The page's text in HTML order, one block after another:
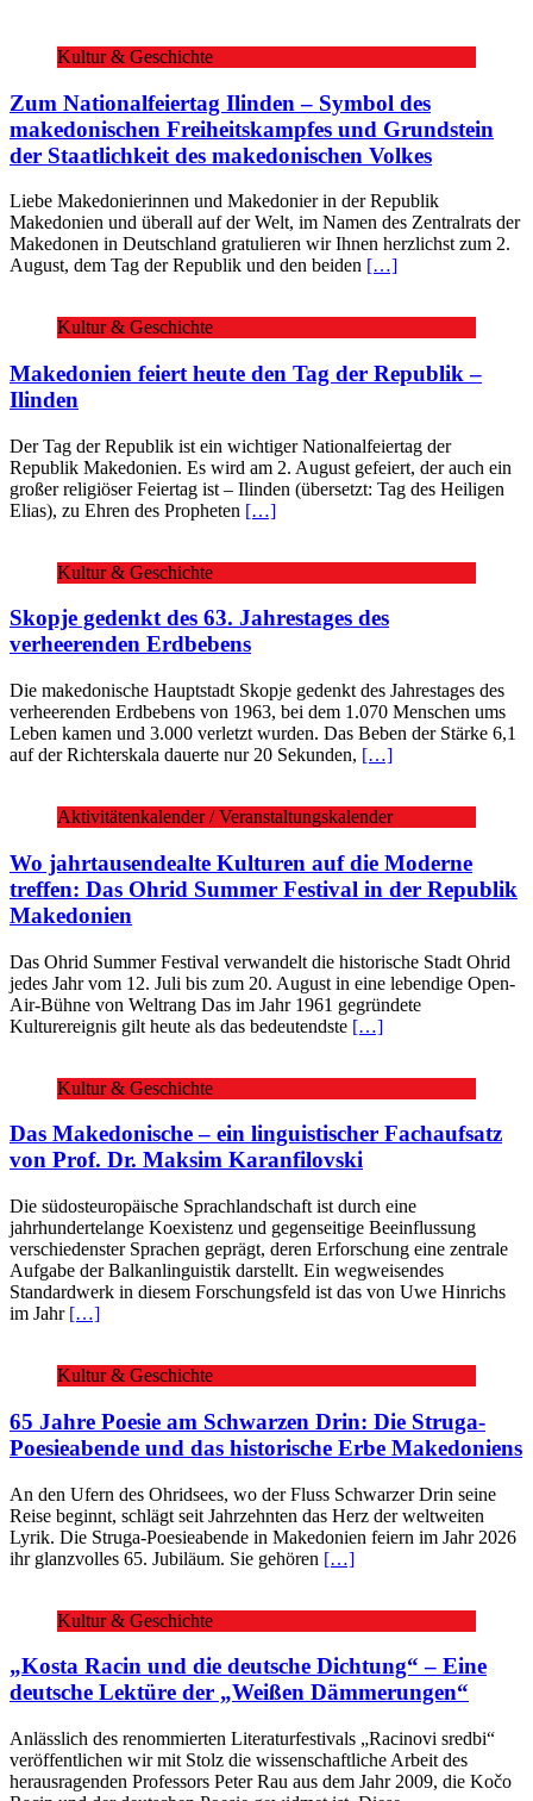
Kultur & Geschichte
Zum Nationalfeiertag Ilinden – Symbol des
makedonischen Freiheitskampfes und Grundstein
der Staatlichkeit des makedonischen Volkes
Liebe Makedonierinnen und Makedonier in der Republik
Makedonien und überall auf der Welt, im Namen des Zentralrats der
Makedonen in Deutschland gratulieren wir Ihnen herzlichst zum 2.
August, dem Tag der Republik und den beiden […]
Kultur & Geschichte
Makedonien feiert heute den Tag der Republik –
Ilinden
Der Tag der Republik ist ein wichtiger Nationalfeiertag der
Republik Makedonien. Es wird am 2. August gefeiert, der auch ein
großer religiöser Feiertag ist – Ilinden (übersetzt: Tag des Heiligen
Elias), zu Ehren des Propheten […]
Kultur & Geschichte
Skopje gedenkt des 63. Jahrestages des
verheerenden Erdbebens
Die makedonische Hauptstadt Skopje gedenkt des Jahrestages des
verheerenden Erdbebens von 1963, bei dem 1.070 Menschen ums
Leben kamen und 3.000 verletzt wurden. Das Beben der Stärke 6,1
auf der Richterskala dauerte nur 20 Sekunden, […]
Aktivitätenkalender / Veranstaltungskalender
Wo jahrtausendealte Kulturen auf die Moderne
treffen: Das Ohrid Summer Festival in der Republik
Makedonien
Das Ohrid Summer Festival verwandelt die historische Stadt Ohrid
jedes Jahr vom 12. Juli bis zum 20. August in eine lebendige Open-
Air-Bühne von Weltrang Das im Jahr 1961 gegründete
Kulturereignis gilt heute als das bedeutendste […]
Kultur & Geschichte
Das Makedonische – ein linguistischer Fachaufsatz
von Prof. Dr. Maksim Karanfilovski
Die südosteuropäische Sprachlandschaft ist durch eine
jahrhundertelange Koexistenz und gegenseitige Beeinflussung
verschiedenster Sprachen geprägt, deren Erforschung eine zentrale
Aufgabe der Balkanlinguistik darstellt. Ein wegweisendes
Standardwerk in diesem Forschungsfeld ist das von Uwe Hinrichs
im Jahr […]
Kultur & Geschichte
65 Jahre Poesie am Schwarzen Drin: Die Struga-
Poesieabende und das historische Erbe Makedoniens
An den Ufern des Ohridsees, wo der Fluss Schwarzer Drin seine
Reise beginnt, schlägt seit Jahrzehnten das Herz der weltweiten
Lyrik. Die Struga-Poesieabende in Makedonien feiern im Jahr 2026
ihr glanzvolles 65. Jubiläum. Sie gehören […]
Kultur & Geschichte
„Kosta Racin und die deutsche Dichtung“ – Eine
deutsche Lektüre der „Weißen Dämmerungen“
Anlässlich des renommierten Literaturfestivals „Racinovi sredbi“
veröffentlichen wir mit Stolz die wissenschaftliche Arbeit des
herausragenden Professors Peter Rau aus dem Jahr 2009, die Kočo